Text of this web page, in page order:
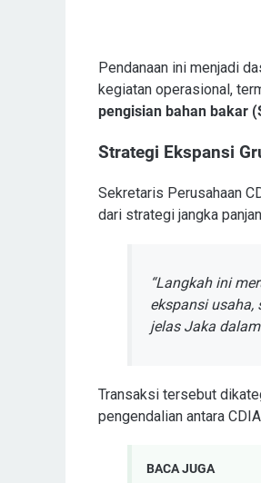
Pendanaan ini menjadi
kegiatan operasional,
pengisian bahan bakar
Strategi Ekspansi
Sekretaris Perusahaan
dari strategi jangka
“Langkah ini
ekspansi usaha,
jelas Jaka
Transaksi tersebut
pengendalian antara
BACA JUGA